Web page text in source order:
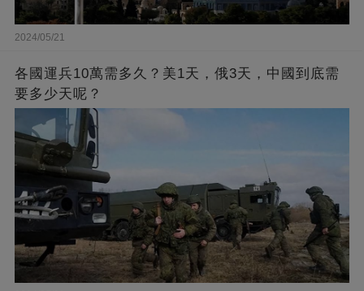
2024/05/21
各國運兵10萬需多久？美1天，俄3天，中國到底需
要多少天呢？